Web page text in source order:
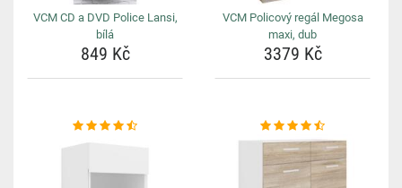
VCM CD a DVD Police Lansi,
bílá
849 Kč
VCM Policový regál Megosa
maxi, dub
3379 Kč